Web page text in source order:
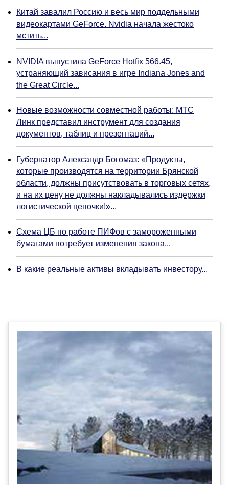
Китай завалил Россию и весь мир поддельными
видеокартами GeForce. Nvidia начала жестоко
мстить...
NVIDIA выпустила GeForce Hotfix 566.45,
устраняющий зависания в игре Indiana Jones and
the Great Circle...
Новые возможности совместной работы: МТС
Линк представил инструмент для создания
документов, таблиц и презентаций...
Губернатор Александр Богомаз: «Продукты,
которые производятся на территории Брянской
области, должны присутствовать в торговых сетях,
и на их цену не должны накладывались издержки
логистической цепочки!»...
Схема ЦБ по работе ПИФов с замороженными
бумагами потребует изменения закона...
В какие реальные активы вкладывать инвестору...